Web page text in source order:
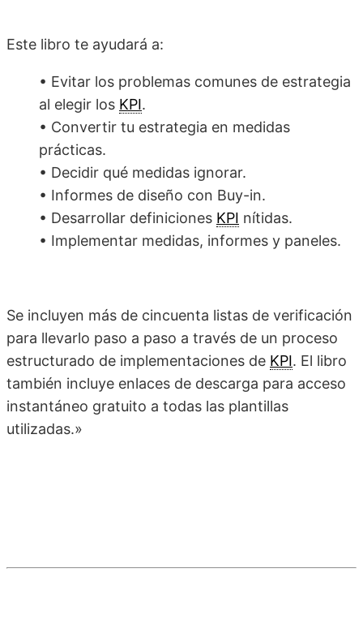
Este libro te ayudará a:
• Evitar los problemas comunes de estrategia
al elegir los KPI.
• Convertir tu estrategia en medidas
prácticas.
• Decidir qué medidas ignorar.
• Informes de diseño con Buy-in.
• Desarrollar definiciones KPI nítidas.
• Implementar medidas, informes y paneles.
Se incluyen más de cincuenta listas de verificación
para llevarlo paso a paso a través de un proceso
estructurado de implementaciones de KPI. El libro
también incluye enlaces de descarga para acceso
instantáneo gratuito a todas las plantillas
utilizadas.»